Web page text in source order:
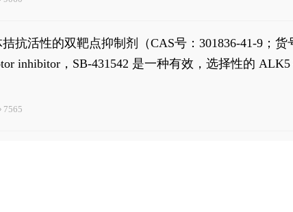
抗活性的双靶点抑制剂（CAS号：301836-41-9；货
inhibitor，SB-431542 是一种有效，选择性的
7565